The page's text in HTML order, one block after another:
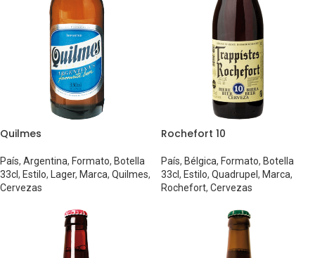
Quilmes
País, Argentina, Formato, Botella
33cl, Estilo, Lager, Marca, Quilmes,
Cervezas
Rochefort 10
País, Bélgica, Formato, Botella
33cl, Estilo, Quadrupel , Marca,
Rochefort, Cervezas